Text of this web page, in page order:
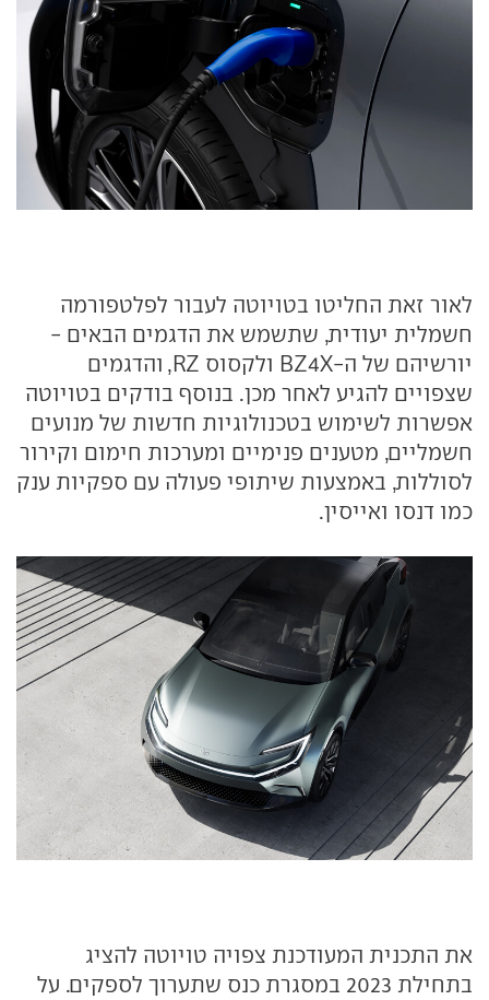
לאור זאת החליטו בטויוטה לעבור לפלטפורמה
חשמלית יעודית, שתשמש את הדגמים הבאים -
יורשיהם של ה-BZ4X ולקסוס RZ, והדגמים
שצפויים להגיע לאחר מכן. בנוסף בודקים בטויוטה
אפשרות לשימוש בטכנולוגיות חדשות של מנועים
חשמליים, מטענים פנימיים ומערכות חימום וקירור
לסוללות, באמצעות שיתופי פעולה עם ספקיות ענק
כמו דנסו ואייסין.
את התכנית המעודכנת צפויה טויוטה להציג
בתחילת 2023 במסגרת כנס שתערוך לספקים. על